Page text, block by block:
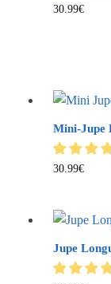
30.99€
Mini-Jupe
30.99€
Jupe